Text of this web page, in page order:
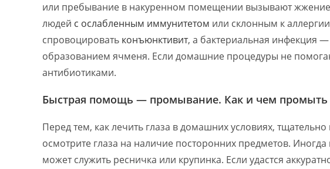
или пребывание в накуренном помещении вызывают жжение
людей с ослабленным иммунитетом или склонным к
спровоцировать конъюнктивит, а бактериальная инфекция
образованием ячменя. Если домашние процедуры не
антибиотиками.
Быстрая помощь — промывание. Как и чем промыть
Перед тем, как лечить глаза в домашних условиях,
осмотрите глаза на наличие посторонних предметов.
может служить ресничка или крупинка. Если удастся